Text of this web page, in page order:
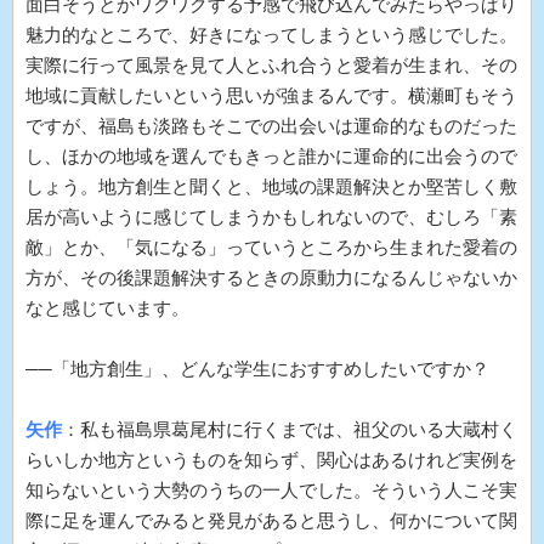
魅力的なところで、好きになってしまうという感じでした。
実際に行って風景を見て人とふれ合うと愛着が生まれ、その
地域に貢献したいという思いが強まるんです。横瀬町もそう
ですが、福島も淡路もそこでの出会いは運命的なものだった
し、ほかの地域を選んでもきっと誰かに運命的に出会うので
しょう。地方創生と聞くと、地域の課題解決とか堅苦しく敷
居が高いように感じてしまうかもしれないので、むしろ「素
敵」とか、「気になる」っていうところから生まれた愛着の
方が、その後課題解決するときの原動力になるんじゃないか
なと感じています。
──「地方創生」、どんな学生におすすめしたいですか？
矢作 ：私も福島県葛尾村に行くまでは、祖父のいる大蔵村く
らいしか地方というものを知らず、関心はあるけれど実例を
知らないという大勢のうちの一人でした。そういう人こそ実
際に足を運んでみると発見があると思うし、何かについて関